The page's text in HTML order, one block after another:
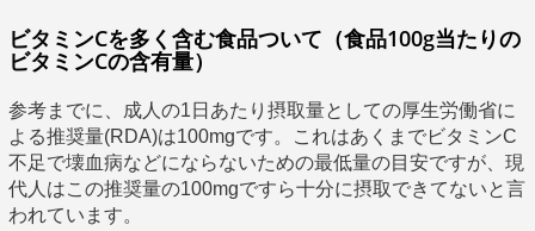
ビタミンCを多く含む食品ついて（食品100g当たりの
ビタミンCの含有量）
参考までに、成人の1日あたり摂取量としての厚生労働省に
よる推奨量(RDA)は100mgです。これはあくまでビタミンC
不足で壊血病などにならないための最低量の目安ですが、現
代人はこの推奨量の100mgですら十分に摂取できてないと言
われています。